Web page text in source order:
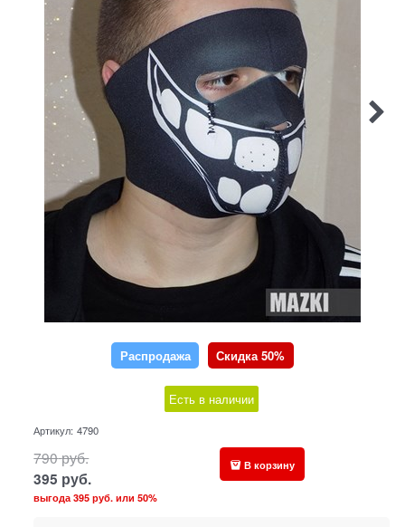
Распродажа Скидка 50%
Есть в наличии
Артикул: 4790
790руб.
395 руб.
выгода395 руб. или50%
В корзину